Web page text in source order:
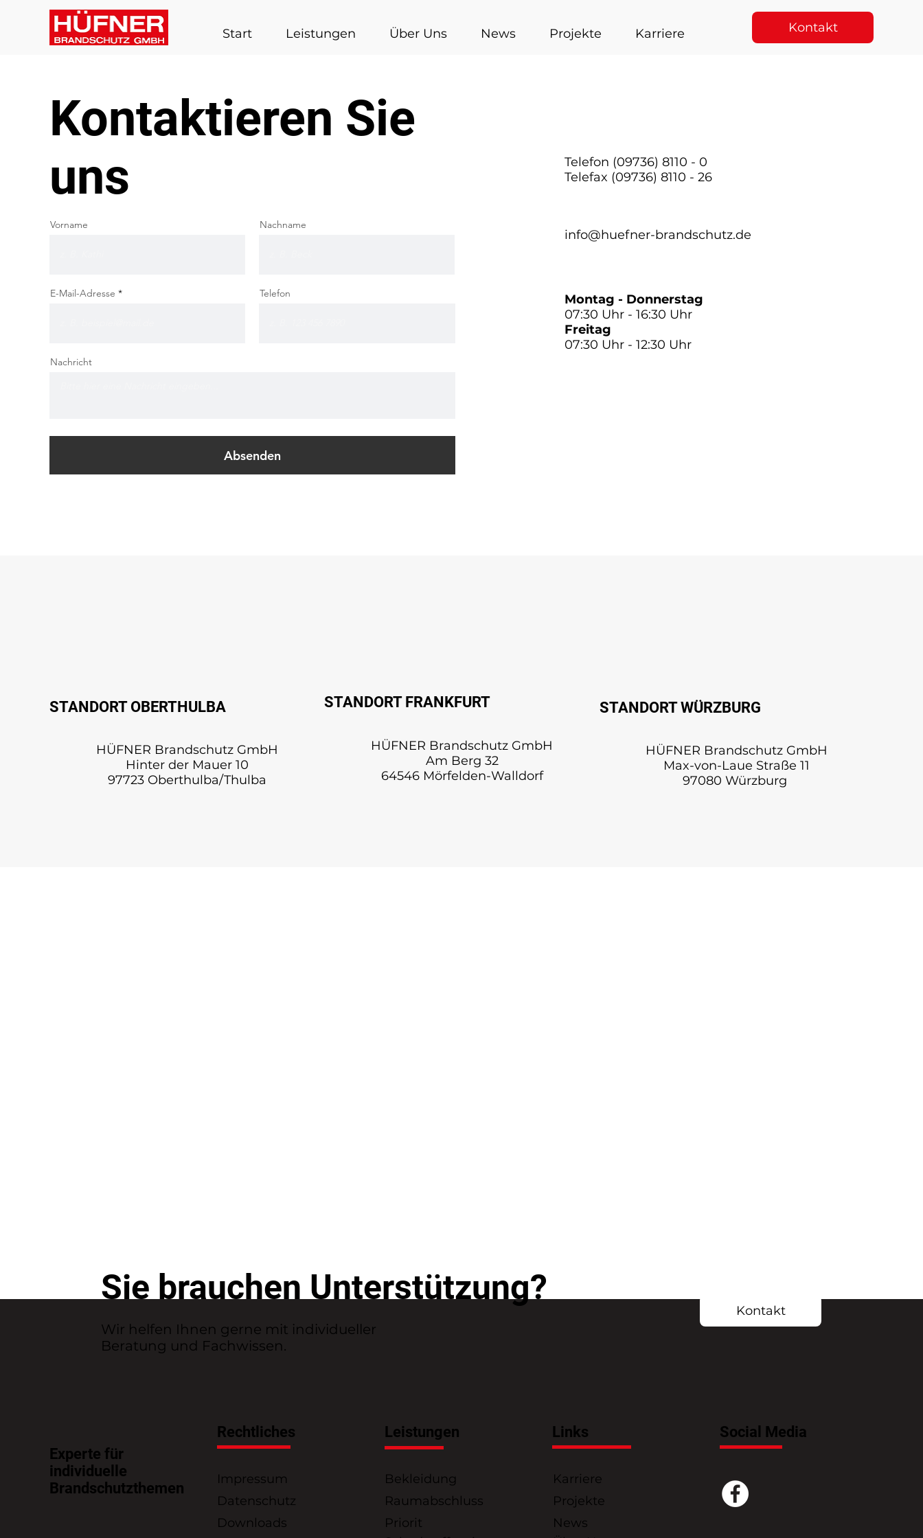
Start Leistungen Über Uns News Projekte Karriere Kontakt
Kontaktieren Sie
uns
Vorname Nachname
E-Mail-Adresse Telefon
Nachricht
Absenden
Telefon (09736) 8110 - 0
Telefax (09736) 8110 - 26
info@huefner-brandschutz.de
Montag - Donnerstag
07:30 Uhr - 16:30 Uhr
Freitag
07:30 Uhr - 12:30 Uhr
STANDORT OBERTHULBA
HÜFNER Brandschutz GmbH
Hinter der Mauer 10
97723 Oberthulba/Thulba
STANDORT FRANKFURT
HÜFNER Brandschutz GmbH
Am Berg 32
64546 Mörfelden-Walldorf
STANDORT WÜRZBURG
HÜFNER Brandschutz GmbH
Max-von-Laue Straße 11
97080 Würzburg
Kontakt
Sie brauchen Unterstützung?
Wir helfen Ihnen gerne mit individueller
Beratung und Fachwissen.
Social Media
Links
Karriere
Projekte
News
Leistungen
Bekleidung
Raumabschluss
Priorit
Rechtliches
Impressum
Datenschutz
Downloads
Experte für
individuelle
Brandschutzthemen